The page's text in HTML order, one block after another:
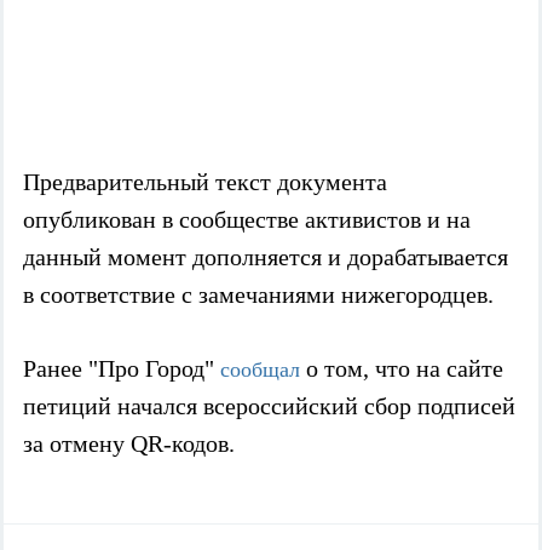
Предварительный текст документа
опубликован в сообществе активистов и на
данный момент дополняется и дорабатывается
в соответствие с замечаниями нижегородцев.
Ранее "Про Город" сообщал о том, что на сайте
петиций начался всероссийский сбор подписей
за отмену QR-кодов.